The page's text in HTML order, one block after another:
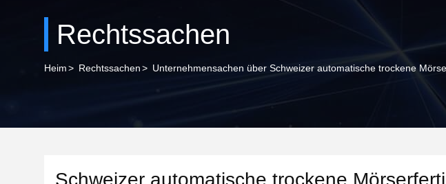
Rechtssachen
Heim> Rechtssachen> Unternehmensachen über Schweizer automatische trockene
Schweizer automatische trockene